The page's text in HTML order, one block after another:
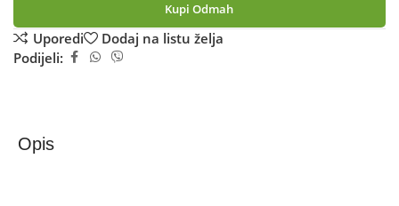
Kupi Odmah
Uporedi
Dodaj na listu želja
Podijeli:
Opis